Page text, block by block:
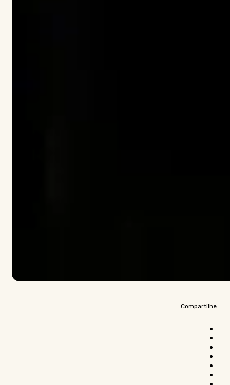
Compartilhe: